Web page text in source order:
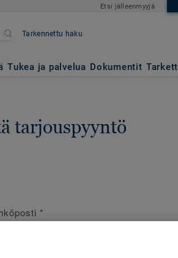
Etsi jälleenmyyjä
Tarkennettu haku
Tukea ja palvelua Dokumentit
tarjouspyyntö
*